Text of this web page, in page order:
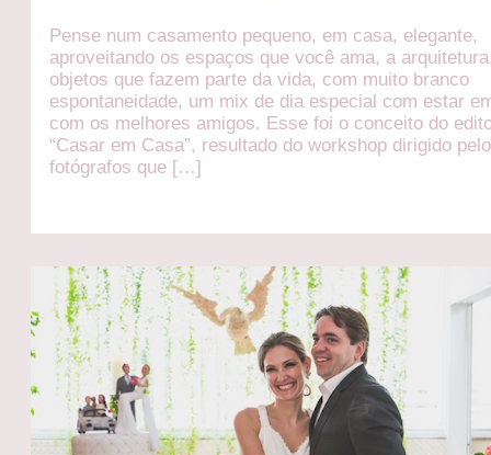
Pense num casamento pequeno, em casa, elegante,
aproveitando os espaços que você ama, a
objetos que fazem parte da vida, com muito branco
espontaneidade, um mix de dia especial com estar
com os melhores amigos. Esse foi o conceito do
“Casar em Casa”, resultado do workshop dirigido
fotógrafos que […]